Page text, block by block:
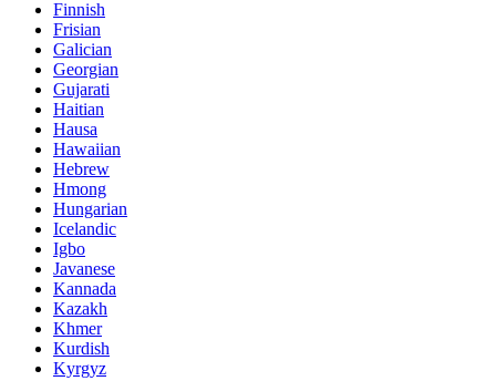
Finnish
Frisian
Galician
Georgian
Gujarati
Haitian
Hausa
Hawaiian
Hebrew
Hmong
Hungarian
Icelandic
Igbo
Javanese
Kannada
Kazakh
Khmer
Kurdish
Kyrgyz